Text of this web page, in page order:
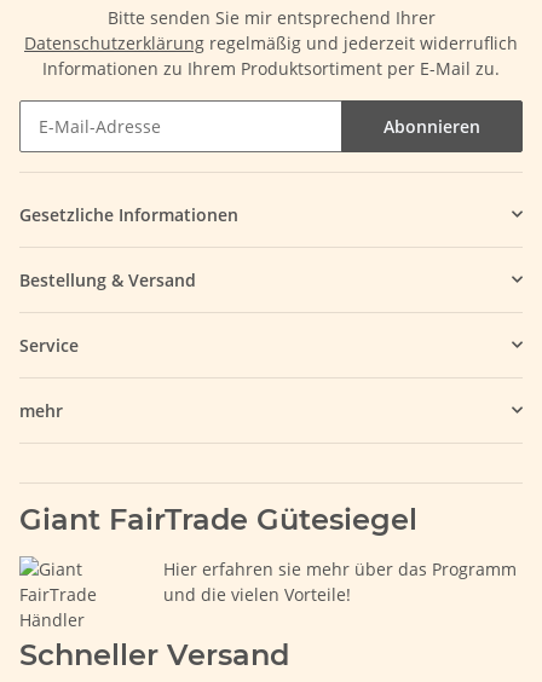
Bitte senden Sie mir entsprechend Ihrer
Datenschutzerklärung regelmäßig und jederzeit widerruflich
Informationen zu Ihrem Produktsortiment per E-Mail zu.
Abonnieren
Gesetzliche Informationen
Bestellung & Versand
Service
mehr
Giant FairTrade Gütesiegel
Hier erfahren sie mehr über das Programm
und die vielen Vorteile!
Schneller Versand